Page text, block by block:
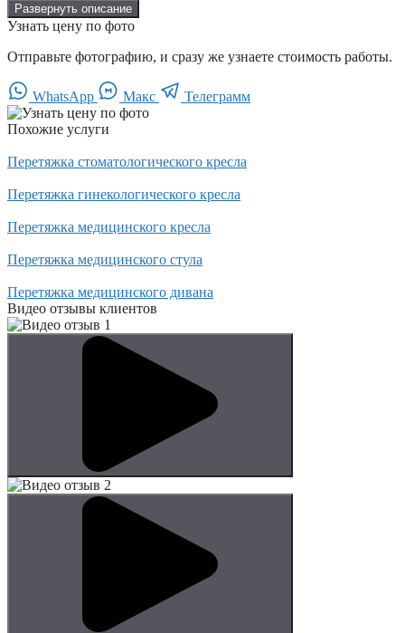
Развернуть описание
Узнать цену по фото
Отправьте фотографию, и сразу же узнаете стоимость работы.
WhatsApp Макс Телеграмм
Похожие услуги
Перетяжка стоматологического кресла
Перетяжка гинекологического кресла
Перетяжка медицинского кресла
Перетяжка медицинского стула
Перетяжка медицинского дивана
Видео отзывы клиентов